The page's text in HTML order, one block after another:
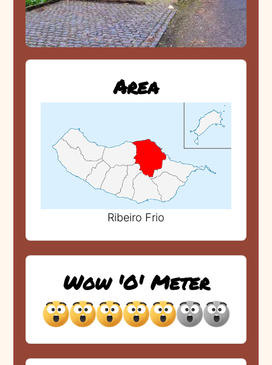
Area
Ribeiro Frio
Wow 'O' Meter